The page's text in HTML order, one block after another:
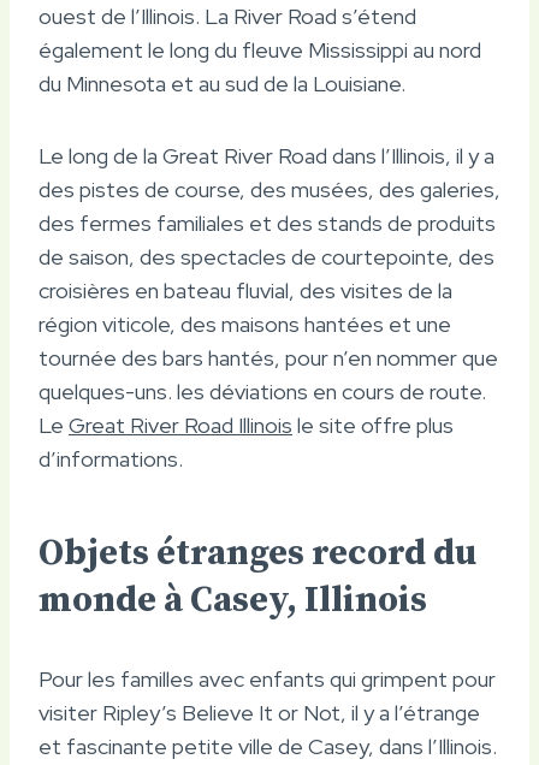
ouest de l’Illinois. La River Road s’étend
également le long du fleuve Mississippi au nord
du Minnesota et au sud de la Louisiane.
Le long de la Great River Road dans l’Illinois, il y a
des pistes de course, des musées, des galeries,
des fermes familiales et des stands de produits
de saison, des spectacles de courtepointe, des
croisières en bateau fluvial, des visites de la
région viticole, des maisons hantées et une
tournée des bars hantés, pour n’en nommer que
quelques-uns. les déviations en cours de route.
Le Great River Road Illinois le site offre plus
d’informations.
Objets étranges record du
monde à Casey, Illinois
Pour les familles avec enfants qui grimpent pour
visiter Ripley’s Believe It or Not, il y a l’étrange
et fascinante petite ville de Casey, dans l’Illinois.